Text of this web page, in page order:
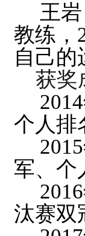
王
教练，
自己的
获奖
个人排
军、个
汰赛双